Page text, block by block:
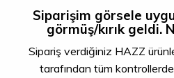
Siparişim görsele
görmüş/kırık geldi.
Sipariş verdiğiniz HAZZ
tarafından tüm